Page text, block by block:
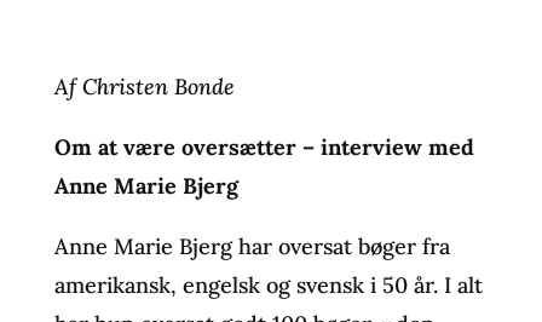
Af Christen Bonde
Om at være oversætter – interview med
Anne Marie Bjerg
Anne Marie Bjerg har oversat bøger fra
amerikansk, engelsk og svensk i 50 år. I alt